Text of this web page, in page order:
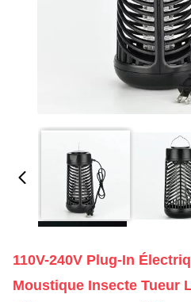
110V-240V Plug-In
Moustique Insecte Tueur